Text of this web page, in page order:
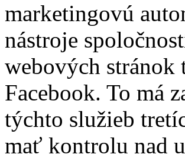
marketingovú
nástroje
webových stránok
Facebook. To má
týchto služieb
mať kontrolu nad